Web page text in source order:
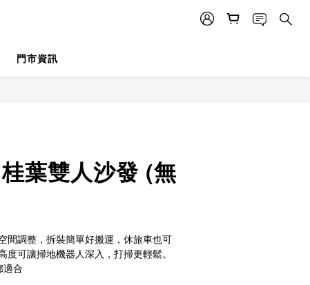
門市資訊
葉雙人沙發 (無
間調整，拆裝簡單好搬運，休旅車也可
度可讓掃地機器人深入，打掃更輕鬆。
適合